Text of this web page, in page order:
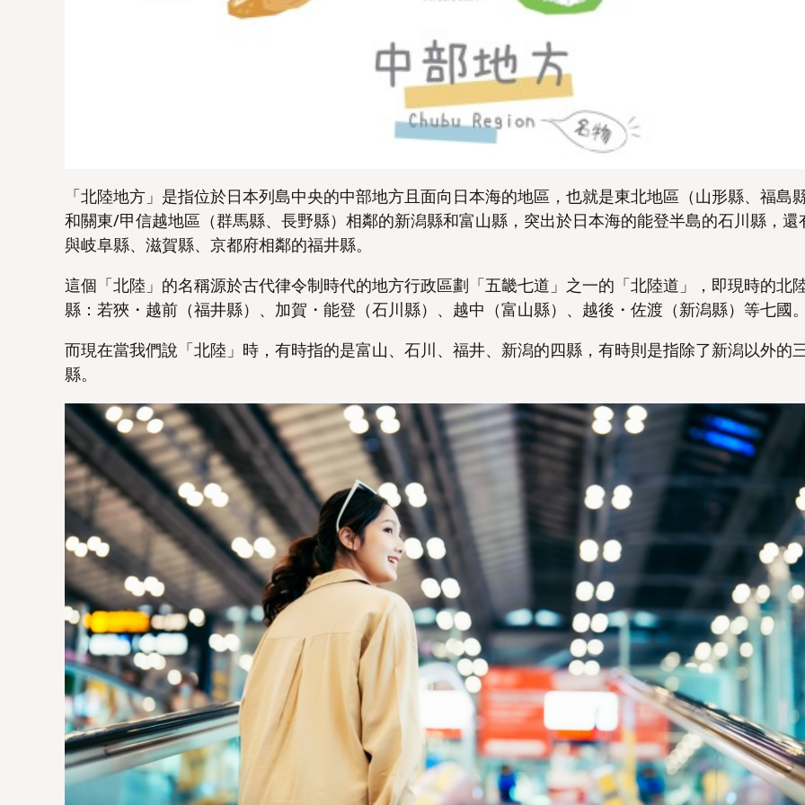
「北陸地方」是指位於日本列島中央的中部地方且面向日本海的地區， 也就是東北地區（山形縣、福島縣
和關東/甲信越地區（群馬縣、長野縣）相鄰的新潟縣和富山縣，突出於日本海的能登半島的石川縣，還
與岐阜縣、滋賀縣、京都府相鄰的福井縣。
這個「北陸」的名稱源於古代律令制時代的地方行政區劃「五畿七道」之一的「北陸道」，即現時的北
縣：若狹・越前（福井縣）、加賀・能登（石川縣）、越中（富山縣）、越後・佐渡（新潟縣）等七國。
而現在當我們說「北陸」時，有時指的是富山、石川、福井、新潟的四縣，有時則是指除了新潟以外的
縣。